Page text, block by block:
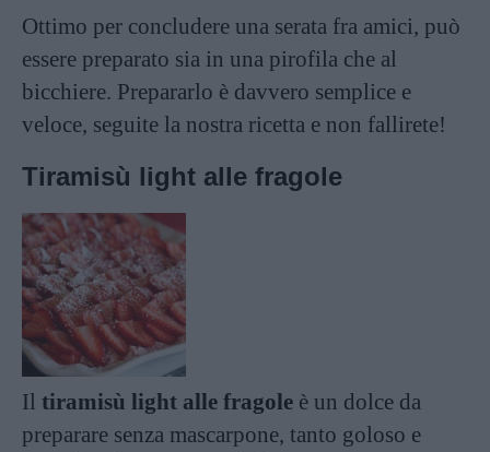
Ottimo per concludere una serata fra amici, può
essere preparato sia in una pirofila che al
bicchiere. Prepararlo è davvero semplice e
veloce, seguite la nostra ricetta e non fallirete!
Tiramisù light alle fragole
Il tiramisù light alle fragole è un dolce da
preparare senza mascarpone, tanto goloso e